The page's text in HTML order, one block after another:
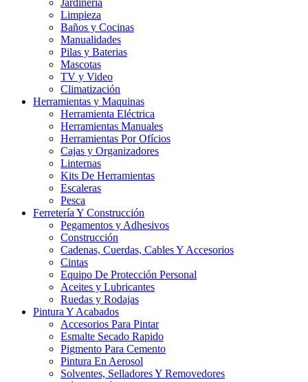
Jardinería
Limpieza
Baños y Cocinas
Manualidades
Pilas y Baterias
Mascotas
TV y Video
Climatización
Herramientas y Maquinas
Herramienta Eléctrica
Herramientas Manuales
Herramientas Por Ofícios
Cajas y Organizadores
Linternas
Kits De Herramientas
Escaleras
Pesca
Ferretería Y Construcción
Pegamentos y Adhesivos
Construcción
Cadenas, Cuerdas, Cables Y Accesorios
Cintas
Equipo De Protección Personal
Aceites y Lubricantes
Ruedas y Rodajas
Pintura Y Acabados
Accesorios Para Pintar
Esmalte Secado Rapido
Pigmento Para Cemento
Pintura En Aerosol
Solventes, Selladores Y Removedores